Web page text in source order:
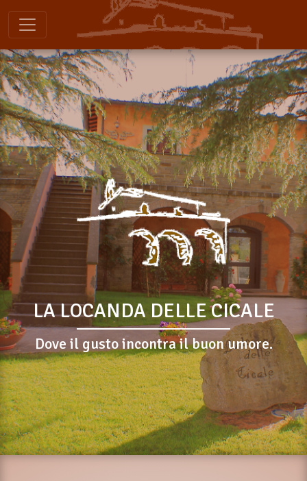
LA LOCANDA DELLE CICALE
Dove il gusto incontra il buon umore.